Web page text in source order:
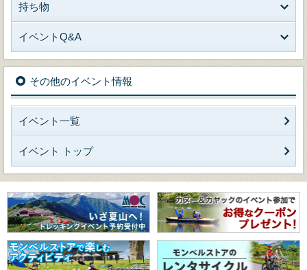
持ち物
イベントQ&A
その他のイベント情報
イベント一覧
イベント トップ